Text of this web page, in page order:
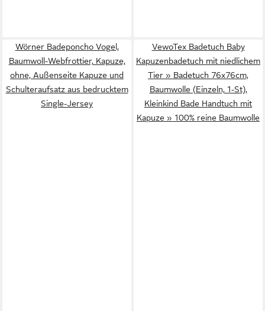
Wörner Badeponcho Vogel,
Baumwoll-Webfrottier, Kapuze,
ohne, Außenseite Kapuze und
Schulteraufsatz aus bedrucktem
Single-Jersey
VewoTex Badetuch Baby
Kapuzenbadetuch mit niedlichem
Tier » Badetuch 76x76cm,
Baumwolle (Einzeln, 1-St),
Kleinkind Bade Handtuch mit
Kapuze » 100% reine Baumwolle